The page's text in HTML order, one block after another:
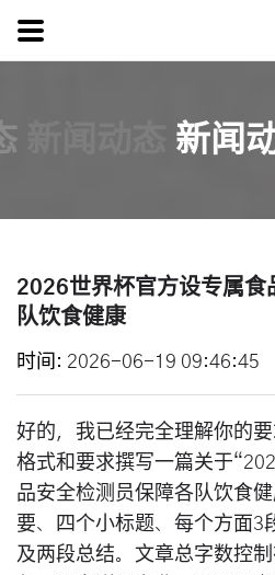
新闻
2026世界杯官方设专属食
队饮食健康
时间 2026-06-19 09:46:45
好的，我已经完全理解你的
格式和要求撰写一篇关于
品安全检测员保障各队饮食
要、四个小标题、每个方面3
及两段总结。文章总字数控